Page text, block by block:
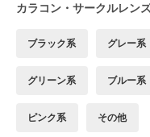
カラコン・サークルレン
ブラック系 グレー系
グリーン系 ブルー系
ピンク系 その他